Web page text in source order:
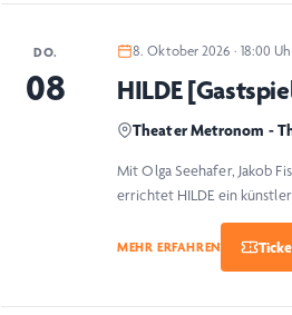
DO.
08
8. Oktober 2026 · 18:00
HILDE
Theater Metronom -
Mit Olga Seehafer, Jakob
errichtet HILDE ein
MEHR ERFAHREN